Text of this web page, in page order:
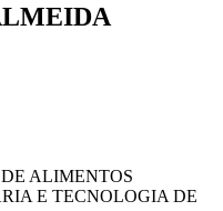
ALIMENTOS
E TECNOLOGIA DE